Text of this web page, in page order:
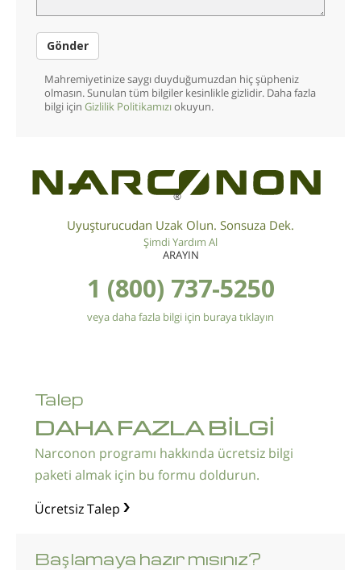
Czech
Tüm Bölgeler/Diller
Gönder
Mahremiyetinize saygı duyduğumuzdan hiç şüpheniz
olmasın. Sunulan tüm bilgiler kesinlikle gizlidir. Daha fazla
bilgi için Gizlilik Politikamızıokuyun.
®
Uyuşturucudan Uzak Olun. Sonsuza Dek.
Şimdi Yardım Al
ARAYIN
1 (800) 737-5250
veya daha fazla bilgi için buraya tıklayın
Talep
DAHA FAZLA BİLGİ
Narconon programı hakkında ücretsiz bilgi
paketi almak için bu formu doldurun.
Ücretsiz Talep
Başlamaya hazır mısınız?